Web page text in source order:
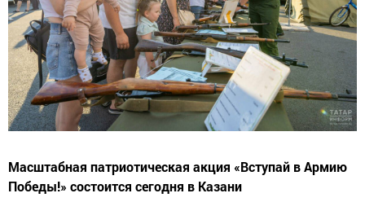
Масштабная патриотическая акция «Вступай в Армию
Победы!» состоится сегодня в Казани